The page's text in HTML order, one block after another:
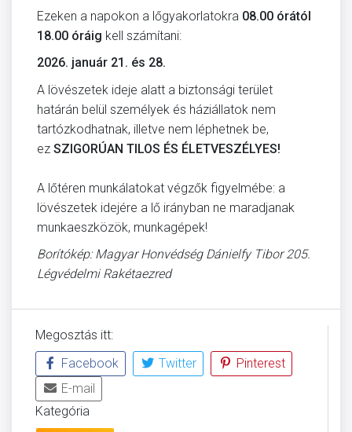
Ezeken a napokon a lőgyakorlatokra 08.00 órától
18.00 óráig kell számítani:
2026. január 21. és 28.
A lövészetek ideje alatt a biztonsági terület
határán belül személyek és háziállatok nem
tartózkodhatnak, illetve nem léphetnek be,
ez SZIGORÚAN TILOS ÉS ÉLETVESZÉLYES!
A lőtéren munkálatokat végzők figyelmébe: a
lövészetek idejére a lő irányban ne maradjanak
munkaeszközök, munkagépek!
Borítókép: Magyar Honvédség Dánielfy Tibor 205.
Légvédelmi Rakétaezred
Megosztás itt:
Facebook
Twitter
Pinterest
E-mail
Kategória